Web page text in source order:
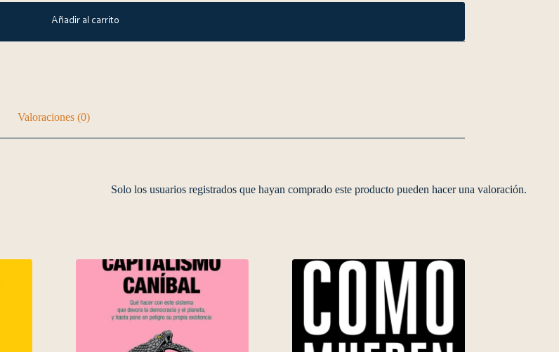
Añadir al carrito
Valoraciones (0)
Solo los usuarios registrados que hayan comprado este producto pueden hacer una valoración.